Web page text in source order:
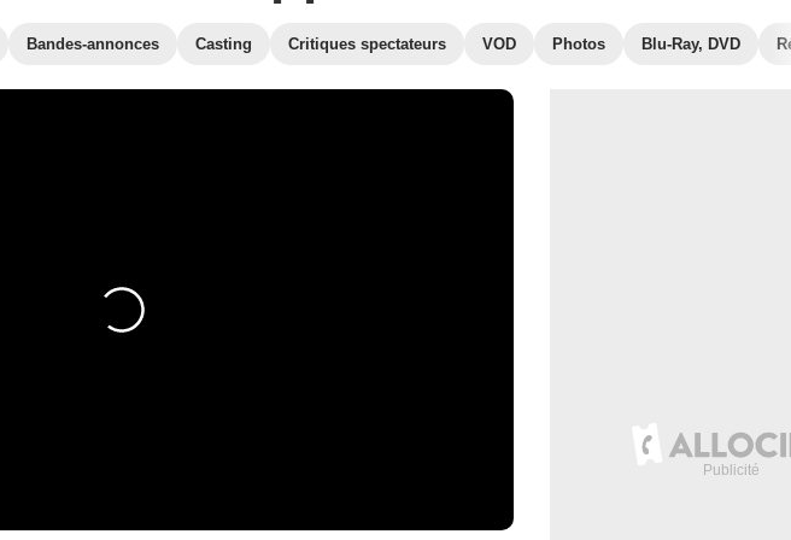
Bandes-annonces Casting Critiques spectateurs VOD Photos Blu-Ray, DVD